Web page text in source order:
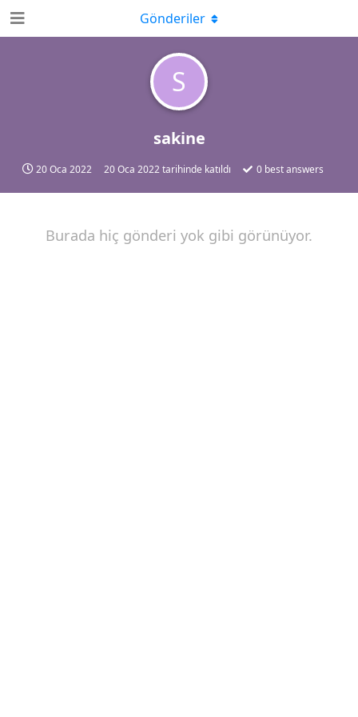
S
sakine
20 Oca 2022 20 Oca 2022tarihinde katıldı 0 best answers
Gönderiler
Burada hiç gönderi yok gibi görünüyor.